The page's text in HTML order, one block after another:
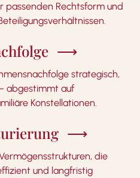
Rechtsform und
strategisch,
abgestimmt auf
Konstellationen.
die
und langfristig